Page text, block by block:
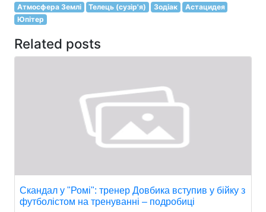
Атмосфера Землі Телець (сузір'я) Зодіак
Астацидея
Юпітер
Related posts
Скандал у "Ромі": тренер Довбика вступив у бійку з
футболістом на тренуванні – подробиці